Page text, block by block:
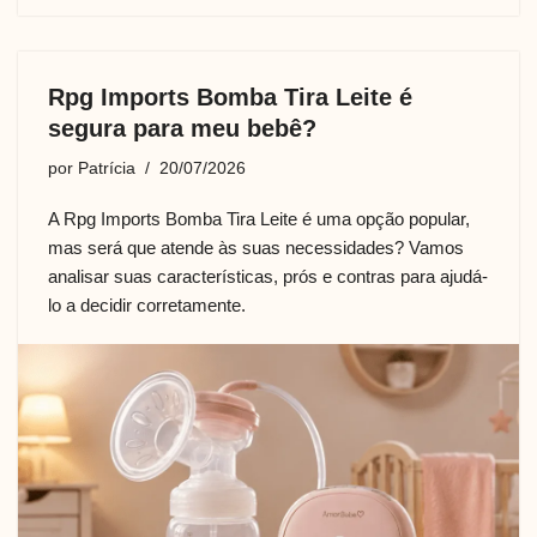
Rpg Imports Bomba Tira Leite é
segura para meu bebê?
por Patrícia 20/07/2026
A Rpg Imports Bomba Tira Leite é uma opção popular,
mas será que atende às suas necessidades? Vamos
analisar suas características, prós e contras para ajudá-
lo a decidir corretamente.